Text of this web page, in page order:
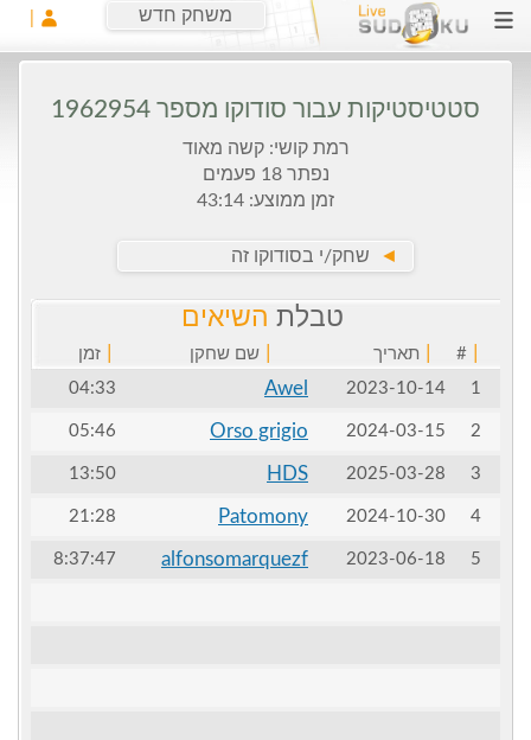
משחק חדש
סטטיסטיקות עבור סודוקו מספר 1962954
רמת קושי: קשה מאוד
נפתר 18 פעמים
זמן ממוצע: 43:14
►שחק/י בסודוקו זה
טבלת השיאים
# תאריך שם שחקן
זמן
1
2023-10-14
Awel
04:33
2
2024-03-15
Orso grigio
05:46
3
2025-03-28
HDS
13:50
4
2024-10-30
Patomony
21:28
5
2023-06-18
alfonsomarquezf
8:37:47